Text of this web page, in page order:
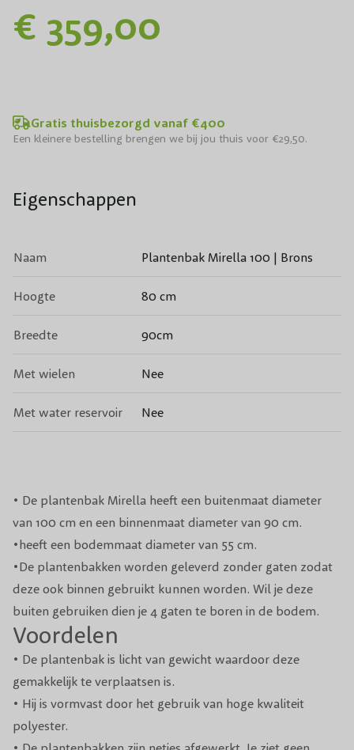
€ 359,00
Gratis thuisbezorgd vanaf €400
Een kleinere bestelling brengen we bij jou thuis voor €29,50.
• De plantenbak Mirella heeft een buitenmaat diameter
van 100 cm en een binnenmaat diameter van 90 cm.
•heeft een bodemmaat diameter van 55 cm.
•De plantenbakken worden geleverd zonder gaten zodat
deze ook binnen gebruikt kunnen worden. Wil je deze
buiten gebruiken dien je 4 gaten te boren in de bodem.
Voordelen
• De plantenbak is licht van gewicht waardoor deze
gemakkelijk te verplaatsen is.
• Hij is vormvast door het gebruik van hoge kwaliteit
polyester.
Eigenschappen
Naam Plantenbak Mirella 100 | Brons
Hoogte 80 cm
Breedte 90cm
Met wielen Nee
Met water reservoir Nee